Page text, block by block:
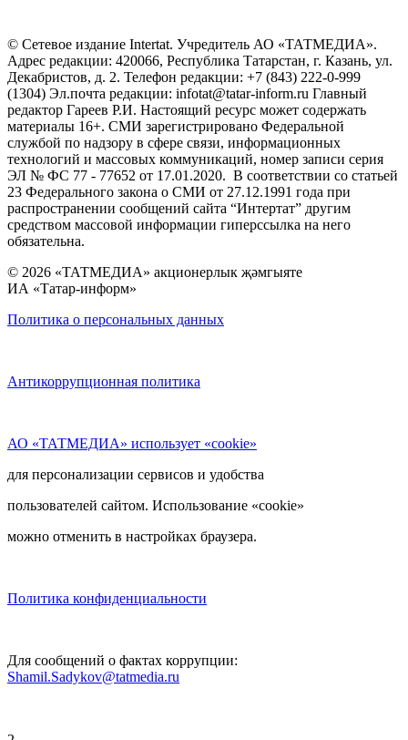
© Сетевое издание Intertat. Учредитель АО «ТАТМЕДИА».
Адрес редакции: 420066, Республика Татарстан, г. Казань, ул.
Декабристов, д. 2. Телефон редакции: +7 (843) 222-0-999
(1304) Эл.почта редакции: infotat@tatar-inform.ru Главный
редактор Гареев Р.И. Настоящий ресурс может содержать
материалы 16+. СМИ зарегистрировано Федеральной
службой по надзору в сфере связи, информационных
технологий и массовых коммуникаций, номер записи серия
ЭЛ № ФС 77 - 77652 от 17.01.2020. В соответствии со статьей
23 Федерального закона о СМИ от 27.12.1991 года при
распространении сообщений сайта “Интертат” другим
средством массовой информации гиперссылка на него
обязательна.
© 2026 «ТАТМЕДИА» акционерлык җәмгыяте
ИА «Татар-информ»
Политика о персональных данных
Антикоррупционная политика
АО «ТАТМЕДИА» использует «cookie»
для персонализации сервисов и удобства
пользователей сайтом. Использование «cookie»
можно отменить в настройках браузера.
Политика конфиденциальности
Для сообщений о фактах коррупции:
Shamil.Sadykov@tatmedia.ru